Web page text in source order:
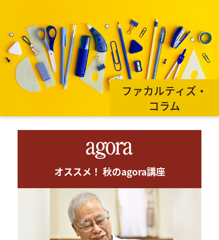
ファカルティズ・
コラム
オススメ！ 秋のagora講座